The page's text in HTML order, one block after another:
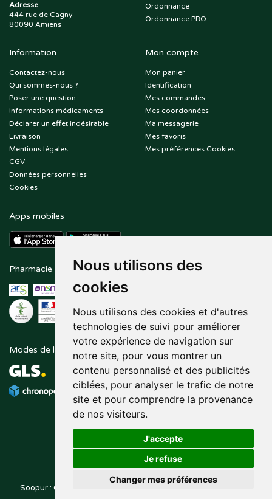
Nous utilisons des
cookies
Nous utilisons des cookies et d'autres
technologies de suivi pour améliorer
votre expérience de navigation sur
notre site, pour vous montrer un
contenu personnalisé et des publicités
ciblées, pour analyser le trafic de notre
site et pour comprendre la provenance
de nos visiteurs.
J'accepte
Je refuse
Changer mes préférences
Adresse
444 rue de Cagny
80090 Amiens
Ordonnance
Ordonnance PRO
Information
Contactez-nous
Qui sommes-nous ?
Poser une question
Informations médicaments
Déclarer un effet indésirable
Livraison
Mentions légales
CGV
Données personnelles
Cookies
Mon compte
Mon panier
Identification
Mes commandes
Mes coordonnées
Ma messagerie
Mes favoris
Mes préférences Cookies
Apps mobiles
Pharmacie en ligne agréée Paiement sécurisé
Modes de livraison Suivez-nous sur
Soopur : Cosmétiques, soin de la peau, maquillage, toutes vos